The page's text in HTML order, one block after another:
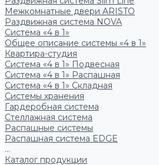
Межкомнатные двери ARISTO
Раздвижная система NOVA
Система «4 в 1»
Общее описание системы «4 в 1»
Квартира-студия
Система «4 в 1» Подвесная
Система «4 в 1» Распашная
Система «4 в 1» Складная
Системы хранения
Гардеробная система
Стеллажная система
Распашные системы
Распашная система EDGE
...
Каталог продукции